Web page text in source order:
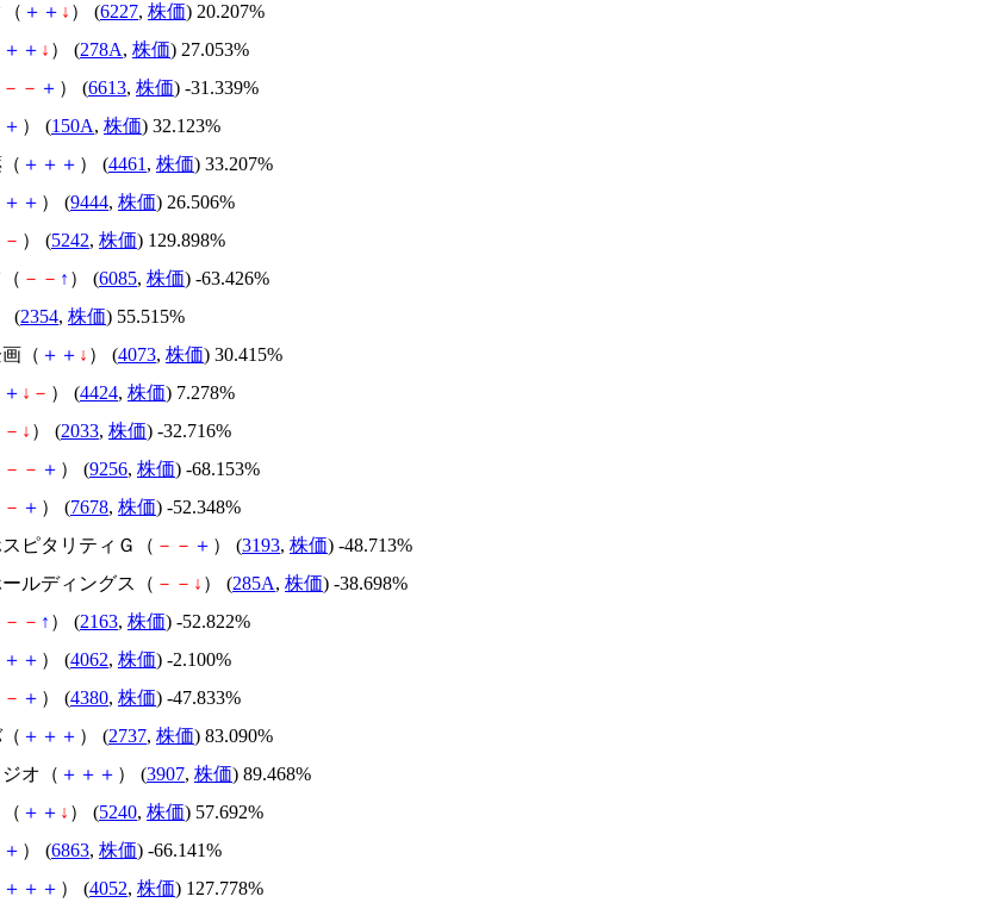
＋ ＋ ↓ ） (6227, 株価) 20.207%
＋ ＋ ↓ ） (278A, 株価) 27.053%
－ － ＋ ） (6613, 株価) -31.339%
＋ ） (150A, 株価) 32.123%
＋ ＋ ＋ ） (4461 , 株価) 33.207%
＋ ＋ ） (9444, 株価) 26.506%
－ ） (5242, 株価) 129.898%
－ － ↑ ） (6085, 株価) -63.426%
(2354, 株価) 55.515%
（ ＋ ＋ ↓ ） (4073, 株価) 30.415%
＋ ↓ － ） (4424, 株価) 7.278%
－ ↓ ） (2033, 株価) -32.716%
－ － ＋ ） (9256, 株価) -68.153%
－ ＋ ） (7678, 株価) -52.348%
ピタリティＧ（ － － ＋ ） (3193, 株価) -48.713%
ルディングス（ － － ↓ ） (285A, 株価) -38.698%
－ － ↑ ） (2163, 株価) -52.822%
＋ ＋ ） (4062, 株価) -2.100%
－ ＋ ） (4380, 株価) -47.833%
＋ ＋ ＋ ） (2737, 株価) 83.090%
オ（ ＋ ＋ ＋ ） (3907, 株価) 89.468%
＋ ＋ ↓ ） (5240, 株価) 57.692%
＋ ） (6863, 株価) -66.141%
＋ ＋ ＋ ） (4052, 株価) 127.778%